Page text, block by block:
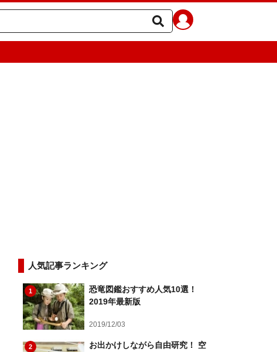
人気記事ランキング
1
恐竜図鑑おすすめ人気10選！
2019年最新版
2019/12/03
2
お出かけしながら自由研究！ 空